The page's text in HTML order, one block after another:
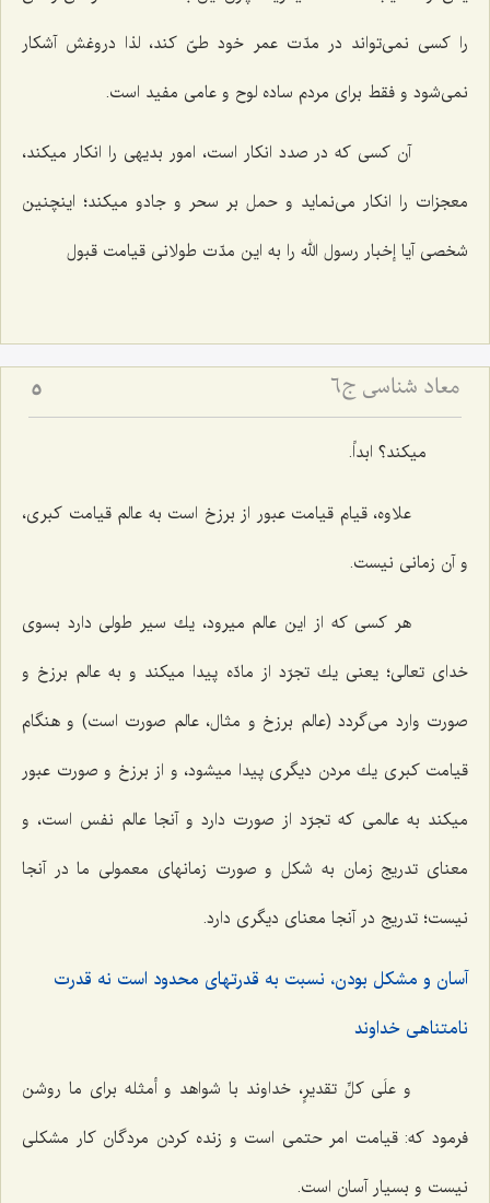
را كسى نمى‌تواند در مدّت عمر خود طىّ كند، لذا دروغش آشكار
نمى‌شود و فقط براى مردم ساده لوح و عامى مفید است.
آن كسى كه در صدد انكار است، امور بدیهى را انكار میكند،
معجزات را انكار مى‌نماید و حمل بر سحر و جادو میكند؛ اینچنین
شخصى آیا إخبار رسول الله را به این مدّت طولانى قیامت قبول‌
معاد شناسی ج6 5
میكند؟ ابداً.
علاوه، قیام قیامت عبور از برزخ است به عالم قیامت كبرى،
و آن زمانى نیست.
هر كسى كه از این عالم میرود، یك سیر طولى دارد بسوى
خداى تعالى؛ یعنى یك تجرّد از مادّه پیدا میكند و به عالم برزخ و
صورت وارد مى‌گردد (عالم برزخ و مثال، عالم صورت است) و هنگام
قیامت كبرى یك مردن دیگرى پیدا میشود، و از برزخ و صورت عبور
میكند به عالمى كه تجرّد از صورت دارد و آنجا عالم نفس است، و
معناى تدریج زمان به شكل و صورت زمانهاى معمولى ما در آنجا
نیست؛ تدریج در آنجا معناى دیگرى دارد.
آسان و مشكل بودن، نسبت به قدرتهاى محدود است نه قدرت
نامتناهى خداوند
و علَى كلِّ تقدیرٍ، خداوند با شواهد و أمثله براى ما روشن
فرمود كه: قیامت امر حتمى است و زنده كردن مردگان كار مشكلى
نیست و بسیار آسان است.